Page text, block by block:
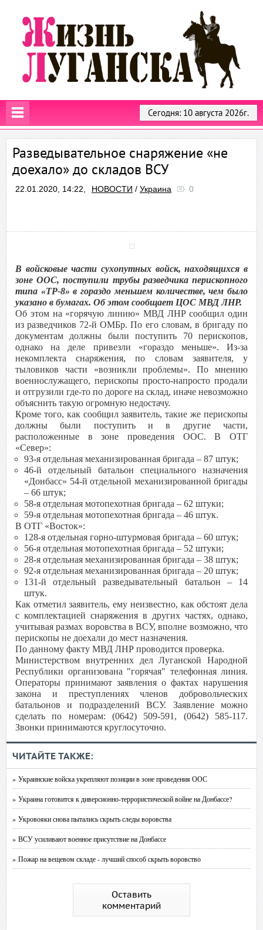
Сегодня: 10 августа 2026г.
Разведывательное снаряжение «не
доехало» до складов ВСУ
22.01.2020, 14:22, НОВОСТИ / Украина 0
В войсковые части сухопутных войск, находящихся в
зоне ООС, поступили трубы разведчика перископного
типа «ТР-8» в гораздо меньшем количестве, чем было
указано в бумагах. Об этом сообщает ЦОС МВД ЛНР.
Об этом на «горячую линию» МВД ЛНР сообщил один
из разведчиков 72-й ОМБр. По его словам, в бригаду по
документам должны были поступить 70 перископов,
однако на деле привезли «гораздо меньше». Из-за
некомплекта снаряжения, по словам заявителя, у
тыловиков части «возникли проблемы». По мнению
военнослужащего, перископы просто-напросто продали
и отгрузили где-то по дороге на склад, иначе невозможно
объяснить такую огромную недостачу.
Кроме того, как сообщил заявитель, такие же перископы
должны были поступить и в другие части,
расположенные в зоне проведения ООС. В ОТГ
«Север»:
93-я отдельная механизированная бригада – 87 штук;
46-й отдельный батальон специального назначения
«Донбасс» 54-й отдельной механизированной бригады
– 66 штук;
58-я отдельная мотопехотная бригада – 62 штуки;
59-я отдельная мотопехотная бригада – 46 штук.
В ОТГ «Восток»:
128-я отдельная горно-штурмовая бригада – 60 штук;
56-я отдельная мотопехотная бригада – 52 штуки;
28-я отдельная механизированная бригада – 38 штук;
92-я отдельная механизированная бригада – 20 штук;
131-й отдельный разведывательный батальон – 14
штук.
Как отметил заявитель, ему неизвестно, как обстоят дела
с комплектацией снаряжения в других частях, однако,
учитывая размах воровства в ВСУ, вполне возможно, что
перископы не доехали до мест назначения.
По данному факту МВД ЛНР проводится проверка.
Министерством внутренних дел Луганской Народной
Республики организована "горячая" телефонная линия.
Операторы принимают заявления о фактах нарушения
закона и преступлениях членов добровольческих
батальонов и подразделений ВСУ. Заявление можно
сделать по номерам: (0642) 509-591, (0642) 585-117.
Звонки принимаются круглосуточно.
ЧИТАЙТЕ ТАКЖЕ:
» Украинские войска укрепляют позиции в зоне проведения ООС
» Украина готовится к диверсионно-террористической войне на Донбассе?
» Укровояки снова пытались скрыть следы воровства
» ВСУ усиливают военное присутствие на Донбассе
» Пожар на вещевом складе - лучший способ скрыть воровство
Оставить
комментарий